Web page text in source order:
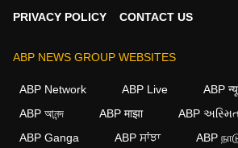
PRIVACY POLICY
CONTACT US
ABP NEWS GROUP WEBSITES
ABP Network ABP Live
ABP
ABP আনন্দ
ABP माझा
ABP
ABP Ganga
ABP ਸਾਂਝਾ ABP
We use cookies to improve your